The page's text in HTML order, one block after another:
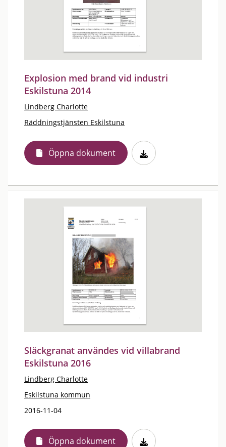
Explosion med brand vid industri
Eskilstuna 2014
Lindberg Charlotte
Räddningstjänsten Eskilstuna
Öppna dokument
Släckgranat användes vid villabrand
Eskilstuna 2016
Lindberg Charlotte
Eskilstuna kommun
2016-11-04
Öppna dokument